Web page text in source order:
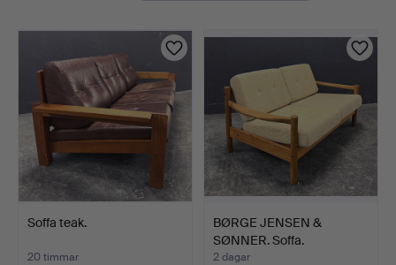
Soffa teak.
20 timmar
BØRGE JENSEN &
SØNNER. Soffa.
2 dagar